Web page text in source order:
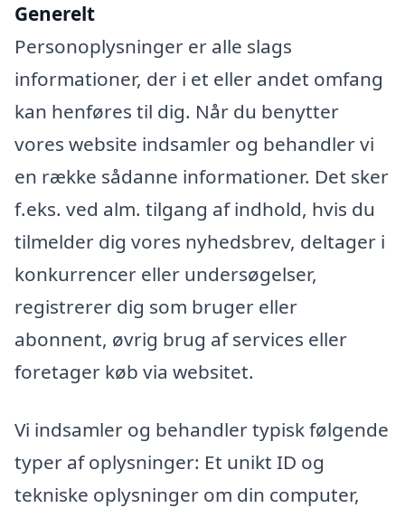
Generelt
Personoplysninger er alle slags
informationer, der i et eller andet omfang
kan henføres til dig. Når du benytter
vores website indsamler og behandler vi
en række sådanne informationer. Det sker
f.eks. ved alm. tilgang af indhold, hvis du
tilmelder dig vores nyhedsbrev, deltager i
konkurrencer eller undersøgelser,
registrerer dig som bruger eller
abonnent, øvrig brug af services eller
foretager køb via websitet.
Vi indsamler og behandler typisk følgende
typer af oplysninger: Et unikt ID og
tekniske oplysninger om din computer,